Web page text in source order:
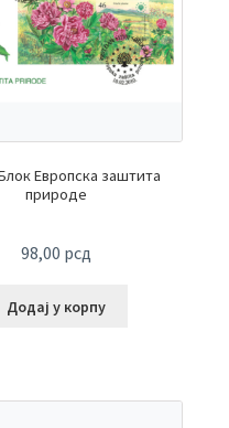
Европска заштита
природе
98,00 рсд
Додај у корпу